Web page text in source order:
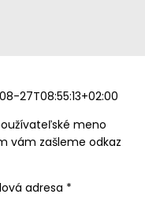
27T08:55:13+02:00
meno
vám zašleme odkaz
adresa *